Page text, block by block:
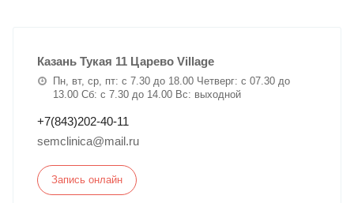
Казань Тукая 11 Царево Village
Пн, вт, ср, пт: с 7.30 до 18.00 Четверг: с 07.30 до
13.00 Сб: с 7.30 до 14.00 Вс: выходной
+7(843)202-40-11
semclinica@mail.ru
Запись онлайн